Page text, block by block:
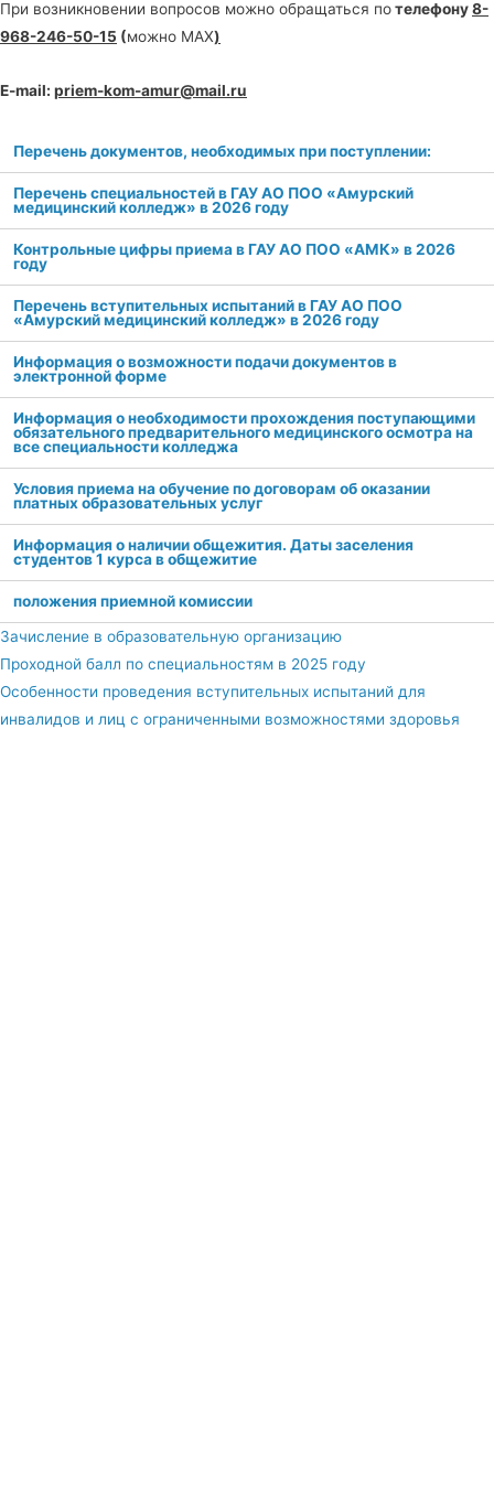
При возникновении вопросов можно обращаться потелефону8-
968-246-50-15 (можно MAX)
E-mail: priem-kom-amur@mail.ru
Перечень документов, необходимых при поступлении:
Перечень специальностей в ГАУ АО ПОО «Амурский
медицинский колледж» в 2026 году
Контрольные цифры приема в ГАУ АО ПОО «АМК» в 2026
году
Перечень вступительных испытаний в ГАУ АО ПОО
«Амурский медицинский колледж» в 2026 году
Информация о возможности подачи документов в
электронной форме
Информация о необходимости прохождения поступающими
обязательного предварительного медицинского осмотра на
все специальности колледжа
Условия приема на обучение по договорам об оказании
платных образовательных услуг
Информация о наличии общежития. Даты заселения
студентов 1 курса в общежитие
положения приемной комиссии
Зачисление в образовательную организацию
Проходной балл по специальностям в 2025 году
Особенности проведения вступительных испытаний для
инвалидов и лиц с ограниченными возможностями здоровья